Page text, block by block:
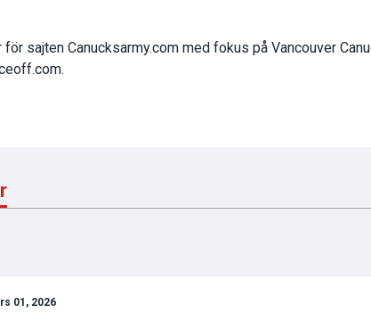
sajten Canucksarmy.com med fokus på Vancouver
01, 2026